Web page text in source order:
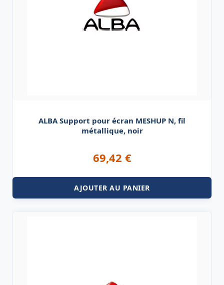
ALBA Support pour écran MESHUP N, fil
métallique, noir
69,42 €
AJOUTER AU PANIER